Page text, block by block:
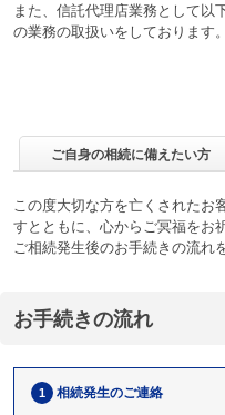
また、信託代理店業務として以
の業務の取扱いをしております。
ご自身の相続に備えたい方
この度大切な方を亡くされたお
すとともに、心からご冥福をお
ご相続発生後のお手続きの流れ
お手続きの流れ
1 相続発生のご連絡